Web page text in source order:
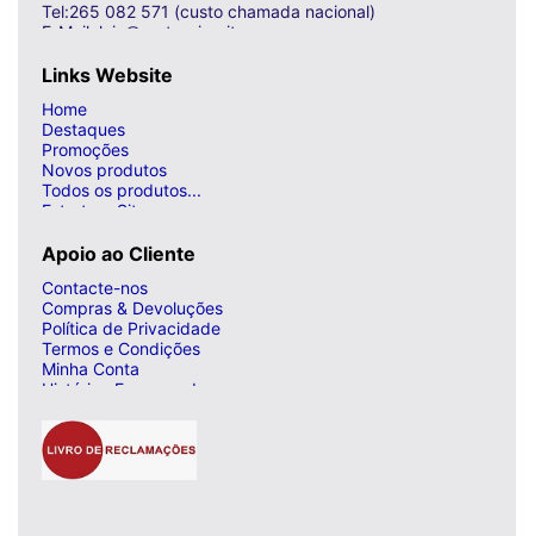
Tel:265 082 571 (custo chamada nacional)
E-Mail: loja@curto-circuito.com
Links Website
Home
Destaques
Promoções
Novos produtos
Todos os produtos...
Estrutura Site
Apoio ao Cliente
Contacte-nos
Compras & Devoluções
Política de Privacidade
Termos e Condições
Minha Conta
Histórico Encomendas